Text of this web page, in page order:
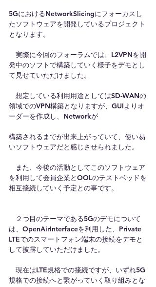
5GにおけるNetworkSlicingにフォーカスし
たソフトウェアを開発しているプロジェクト
となります。
実際に今回のフォーラムでは、L2VPNを開
発中のソフトで構築していく様子をデモとし
て見せていただけました。
想定している利用用途としてはSD-WANの
領域でのVPN構築となりますが、GUIよりオ
ーダーを作成し、Networkが
構築されるまでが出来上がっていて、使い易
いソフトウェアだと感じさせられました。
また、今後の活動としてこのソフトウェア
を利用して会員企業とOOLのテストベッドを
相互接続していく予定との事です。
２つ目のテーマである5Gのデモについて
は、OpenAirInterfaceを利用した、Private
LTEでのスマートフォン端末の接続をデモと
して披露していただけました。
現在はLTE規格での接続ですが、いずれ5G
規格での接続へと繋がっていく取り組みとな